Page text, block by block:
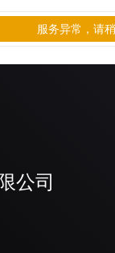
公司
服务异常，请